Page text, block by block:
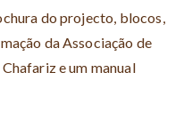
do projecto, blocos,
da Associação de
e um manual